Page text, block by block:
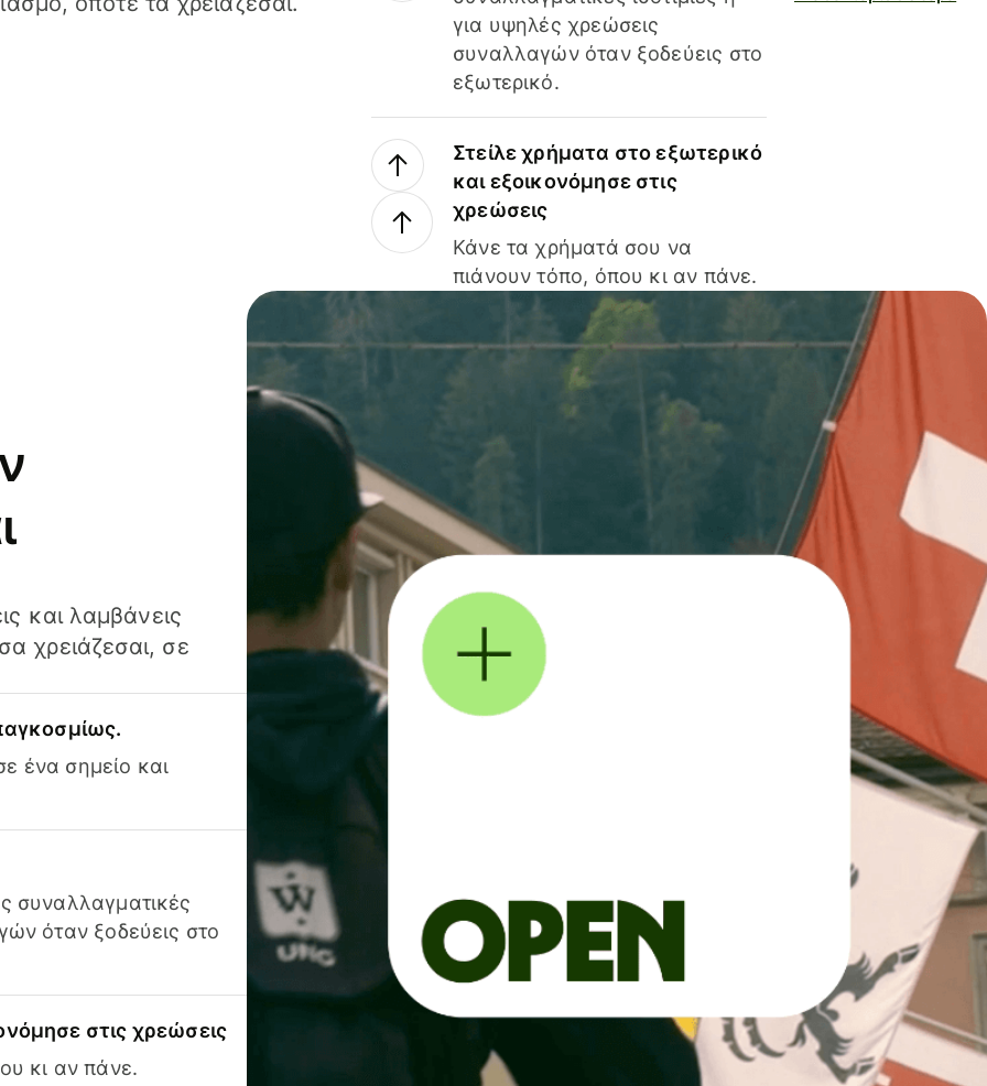
για υψηλές χρεώσεις
συναλλαγών όταν ξοδεύεις στο
εξωτερικό.
Στείλε χρήματα στο εξωτερικό
και εξοικονόμησε στις
χρεώσεις
Κάνε τα χρήματά σου να
πιάνουν τόπο, όπου κι αν πάνε.
και λαμβάνεις
χρειάζεσαι, σε
ένα σημείο και
συναλλαγματικές
όταν ξοδεύεις στο
στις χρεώσεις
κι αν πάνε.